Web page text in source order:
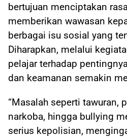
bertujuan menciptakan
memberikan wawasan
berbagai isu sosial yang
Diharapkan, melalui
pelajar terhadap
dan keamanan semakin
“Masalah seperti tawuran,
narkoba, hingga bullying
serius kepolisian,